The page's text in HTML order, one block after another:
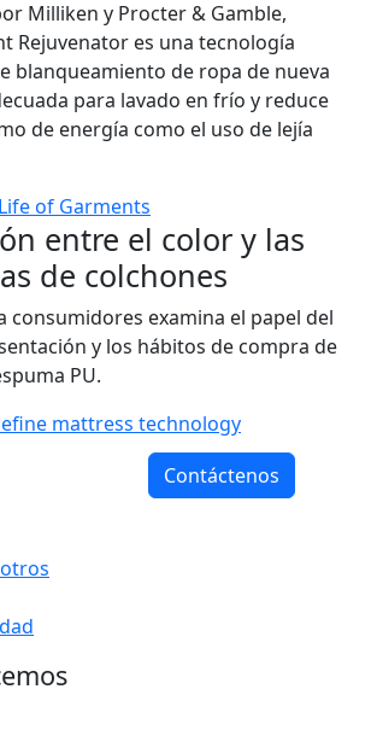
Milliken y Procter & Gamble,
Rejuvenator es una tecnología
blanqueamiento de ropa de nueva
para lavado en frío y reduce
de energía como el uso de lejía
of Garments
entre el color y las
de colchones
consumidores examina el papel del
y los hábitos de compra de
PU.
mattress technology
Contáctenos